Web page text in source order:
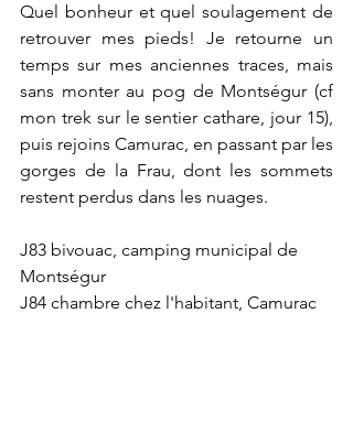
Quel bonheur et quel soulagement de
retrouver mes pieds! Je retourne un
temps sur mes anciennes traces, mais
sans monter au pog de Montségur (cf
mon trek sur le sentier cathare, jour 15),
puis rejoins Camurac, en passant par les
gorges de la Frau, dont les sommets
restent perdus dans les nuages.
J83 bivouac, camping municipal de
Montségur
J84 chambre chez l'habitant, Camurac